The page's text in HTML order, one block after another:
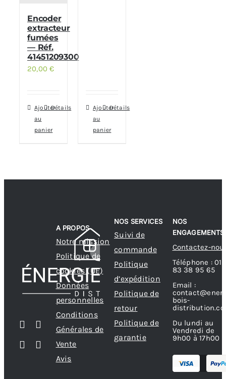
Encoder
extracteur
fumées
— Réf.
41451209300
20,00€
Ajouter
au
panier
Détails
Ajouter
au
panier
Détails
A PROPOS
Notre mission
Politique de
cookies (UE)
Données
personnelles
Conditions
Générales de
Vente
Avis
NOS SERVICES
Suivi de
commande
Politique
d’expédition
Politique de
retour
Politique de
garantie
NOS
ENGAGEMENTS
Contactez-
Téléphone : 01
83 38 95 65
Email :
bois-
Du lundi au
Vendredi de
9h00 à 17h00